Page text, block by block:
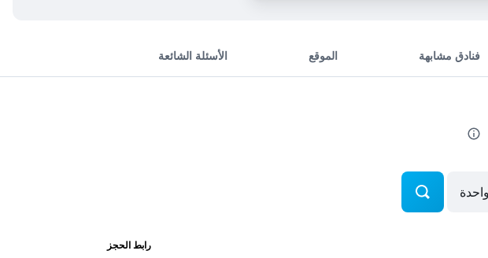
فنادق مشابهة الموقع الأسئلة الشائعة
رابط الحجز